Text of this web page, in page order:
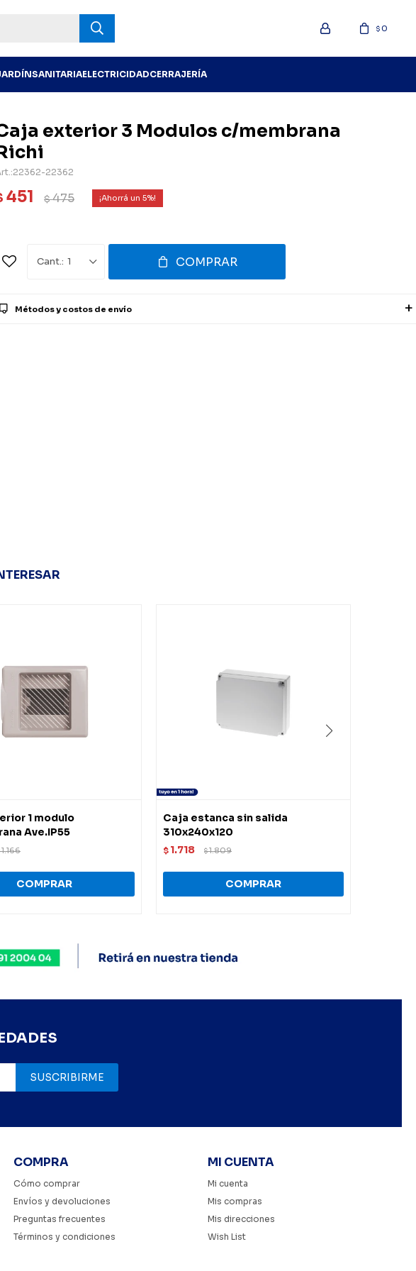
SANITARIAELECTRICIDADCERRAJERÍA
$0
exterior 3 Modulos c/membrana
22362-22362
451 $475 5
1 COMPRAR
Métodos y costos de envío
1 modulo
Ave.IP55
1.166
Caja estanca sin salida
310x240x120
$ 1.718 $1.809
COMPRA
Cómo comprar
Envíos y devoluciones
Preguntas frecuentes
Términos y condiciones
MI CUENTA
Mi cuenta
Mis compras
Mis direcciones
Wish List
SUSCRIBIRME